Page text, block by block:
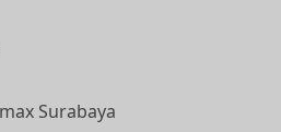
Surabaya